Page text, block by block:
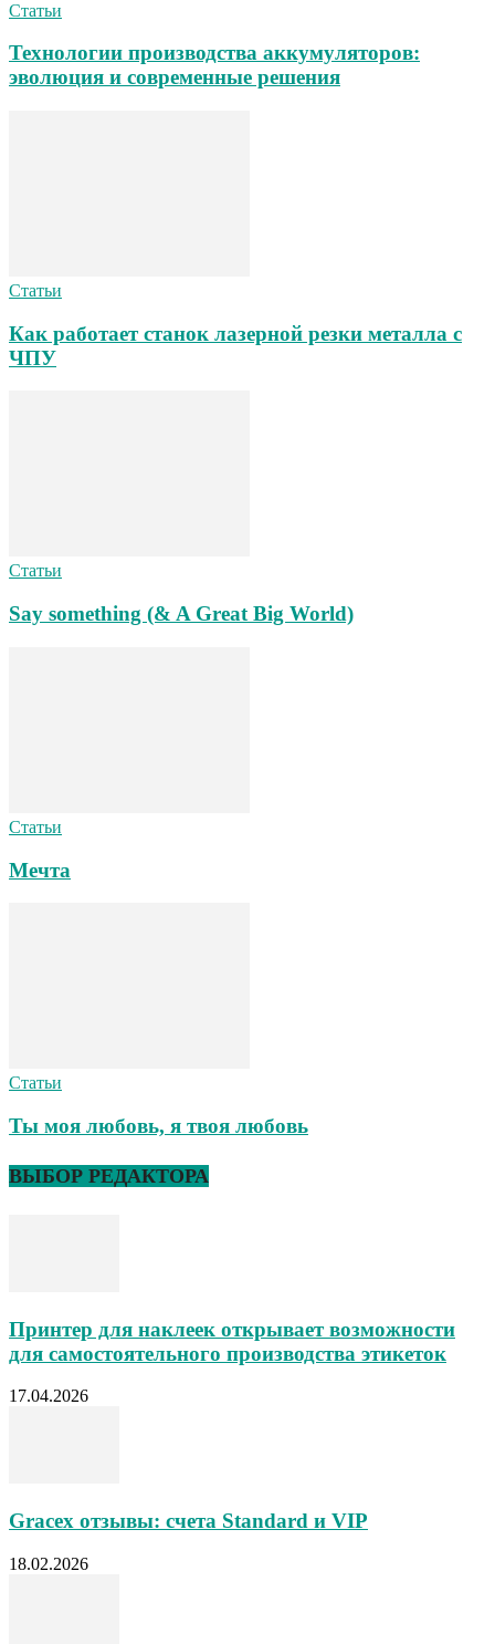
Статьи
Технологии производства аккумуляторов:
эволюция и современные решения
Статьи
Как работает станок лазерной резки металла с
ЧПУ
Статьи
Say something (& A Great Big World)
Статьи
Мечта
Статьи
Ты моя любовь, я твоя любовь
ВЫБОР РЕДАКТОРА
Принтер для наклеек открывает возможности
для самостоятельного производства этикеток
17.04.2026
Gracex отзывы: счета Standard и VIP
18.02.2026